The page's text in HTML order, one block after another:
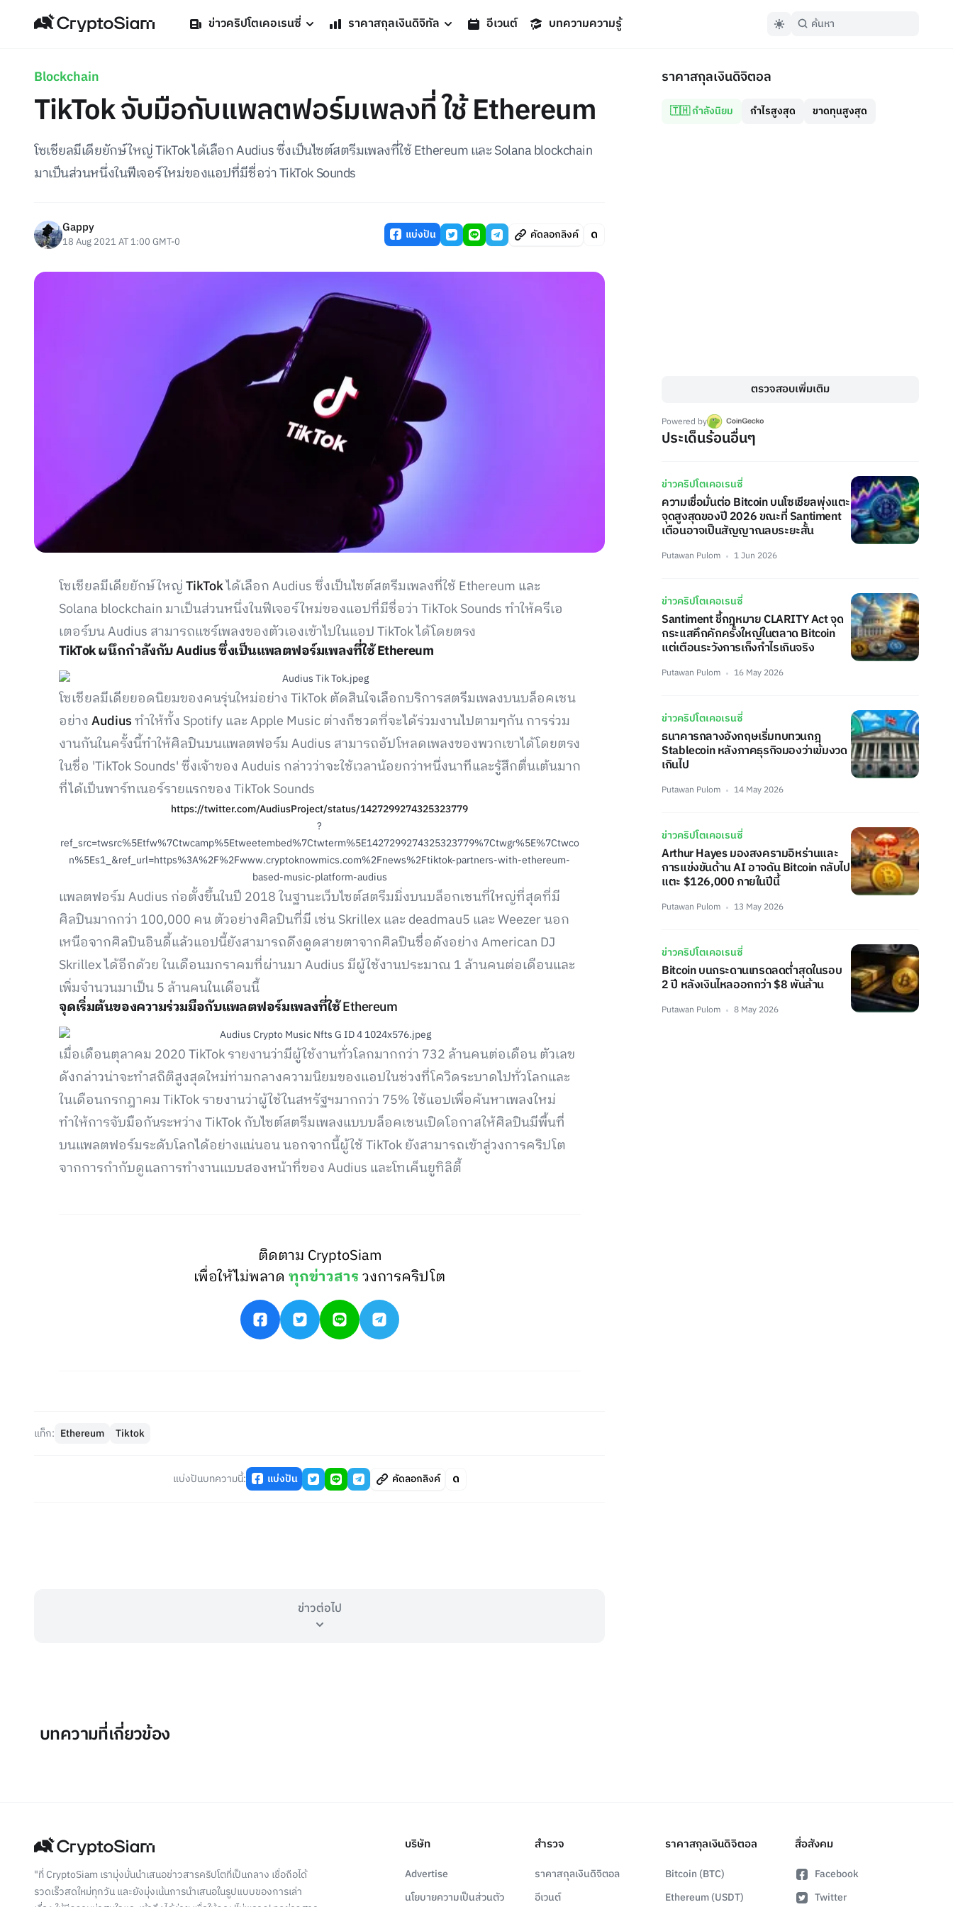
ข่าวคริปโตเคอเรนซี่ ราคาสกุลเงินดิจิทัล อีเวนต์ บทความความรู้
Blockchain
TikTok จับมือกับแพลตฟอร์มเพลงที่ ใช้ Ethereum
โซเชียลมีเดียยักษ์ใหญ่ TikTok ได้เลือก Audius ซึ่งเป็นไซต์สตรีมเพลงที่ใช้ Ethereum และ Solana blockchain
มาเป็นส่วนหนึ่งในฟีเจอร์ใหม่ของแอปที่มีชื่อว่า TikTok Sounds
Gappy
18 Aug 2021 AT 1:00 GMT-0 แบ่งปัน คัดลอกลิงค์
โซเชียลมีเดียยักษ์ใหญ่TikTokได้เลือก Audius ซึ่งเป็นไซต์สตรีมเพลงที่ใช้ Ethereum และ
Solana blockchain มาเป็นส่วนหนึ่งในฟีเจอร์ใหม่ของแอปที่มีชื่อว่า TikTok Sounds ทำให้ครีเอ
เตอร์บน Audius สามารถแชร์เพลงของตัวเองเข้าไปในแอป TikTok ได้โดยตรง
TikTok ผนึกกำลังกับ Audius ซึ่งเป็นแพลตฟอร์มเพลงที่ใช้ Ethereum
โซเชียลมีเดียยอดนิยมของคนรุ่นใหม่อย่าง TikTok ตัดสินใจเลือกบริการสตรีมเพลงบนบล็อคเชน
อย่างAudiusทำให้ทั้ง Spotify และ Apple Music ต่างก็ชวดที่จะได้ร่วมงานไปตามๆกัน การร่วม
งานกันในครั้งนี้ทำให้ศิลปินบนแพลตฟอร์ม Audius สามารถอัปโหลดเพลงของพวกเขาได้โดยตรง
ในชื่อ 'TikTok Sounds' ซึ่งเจ้าของ Auduis กล่าวว่าจะใช้เวลาน้อยกว่าหนึ่งนาทีและรู้สึกตื่นเต้นมาก
ที่ได้เป็นพาร์ทเนอร์รายแรกของ TikTok Sounds
https://twitter.com/AudiusProject/status/1427299274325323779
?
ref_src=twsrc%5Etfw%7Ctwcamp%5Etweetembed%7Ctwterm%5E1427299274325323779%7Ctwgr%5E%7Ctwco
n%5Es1_&ref_url=https%3A%2F%2Fwww.cryptoknowmics.com%2Fnews%2Ftiktok-partners-with-ethereum-
based-music-platform-audius
แพลตฟอร์ม Audius ก่อตั้งขึ้นในปี 2018 ในฐานะเว็บไซต์สตรีมมิ่งบนบล็อกเชนที่ใหญ่ที่สุดที่มี
ศิลปินมากกว่า 100,000 คน ตัวอย่างศิลปินที่มี เช่น Skrillex และ deadmau5 และ Weezer นอก
เหนือจากศิลปินอินดี้แล้วแอปนี้ยังสามารถดึงดูดสายตาจากศิลปินชื่อดังอย่าง American DJ
Skrillex ได้อีกด้วย ในเดือนมกราคมที่ผ่านมา Audius มีผู้ใช้งานประมาณ 1 ล้านคนต่อเดือนและ
เพิ่มจำนวนมาเป็น 5 ล้านคนในเดือนนี้
จุดเริ่มต้นของความร่วมมือกับแพลตฟอร์มเพลงที่ใช้Ethereum
เมื่อเดือนตุลาคม 2020 TikTok รายงานว่ามีผู้ใช้งานทั่วโลกมากกว่า 732 ล้านคนต่อเดือน ตัวเลข
ดังกล่าวน่าจะทำสถิติสูงสุดใหม่ท่ามกลางความนิยมของแอปในช่วงที่โควิดระบาดไปทั่วโลกและ
ในเดือนกรกฎาคม TikTok รายงานว่าผู้ใช้ในสหรัฐฯมากกว่า 75% ใช้แอปเพื่อค้นหาเพลงใหม่
ทำให้การจับมือกันระหว่าง TikTok กับไซต์สตรีมเพลงแบบบล็อคเชนเปิดโอกาสให้ศิลปินมีพื้นที่
บนแพลตฟอร์มระดับโลกได้อย่างแน่นอน นอกจากนี้ผู้ใช้ TikTok ยังสามารถเข้าสู่วงการคริปโต
จากการกำกับดูแลการทำงานแบบสองหน้าที่ของ Audius และโทเค็นยูทิลิตี้
ติดตาม CryptoSiam
เพื่อให้ไม่พลาดทุกข่าวสารวงการคริปโต
แท็ก: Ethereum Tiktok
แบ่งปันบทความนี้: แบ่งปัน คัดลอกลิงค์
ข่าวต่อไป
ราคาสกุลเงินดิจิตอล
🇹🇭 กำลังนิยม กำไรสูงสุด ขาดทุนสูงสุด
ตรวจสอบเพิ่มเติม
Powered by
ประเด็นร้อนอื่นๆ
ข่าวคริปโตเคอเรนซี่
ความเชื่อมั่นต่อ Bitcoin บนโซเชียลพุ่งแตะ
จุดสูงสุดของปี 2026 ขณะที่ Santiment
เตือนอาจเป็นสัญญาณลบระยะสั้น
Putawan Pulom 1 Jun 2026
ข่าวคริปโตเคอเรนซี่
Santiment ชี้กฎหมาย CLARITY Act จุด
กระแสคึกคักครั้งใหญ่ในตลาด Bitcoin
แต่เตือนระวังการเก็งกำไรเกินจริง
Putawan Pulom 16 May 2026
ข่าวคริปโตเคอเรนซี่
ธนาคารกลางอังกฤษเริ่มทบทวนกฎ
Stablecoin หลังภาคธุรกิจมองว่าเข้มงวด
เกินไป
Putawan Pulom 14 May 2026
ข่าวคริปโตเคอเรนซี่
Arthur Hayes มองสงครามอิหร่านและ
การแข่งขันด้าน AI อาจดัน Bitcoin กลับไป
แตะ $126,000 ภายในปีนี้
Putawan Pulom 13 May 2026
ข่าวคริปโตเคอเรนซี่
Bitcoin บนกระดานเทรดลดต่ำสุดในรอบ
2 ปี หลังเงินไหลออกกว่า $8 พันล้าน
Putawan Pulom 8 May 2026
บทความที่เกี่ยวข้อง
"ที่ CryptoSiam เรามุ่งมั่นนำเสนอข่าวสารคริปโตที่เป็นกลาง เชื่อถือได้
รวดเร็วสดใหม่ทุกวัน และยังมุ่งเน้นการนำเสนอในรูปแบบของการเล่า
บริษัท
Advertise
นโยบายความเป็นส่วนตัว
สำรวจ
ราคาสกุลเงินดิจิตอล
อีเวนต์
ราคาสกุลเงินดิจิตอล
Bitcoin (BTC)
Ethereum (USDT)
สื่อสังคม
Facebook
Twitter